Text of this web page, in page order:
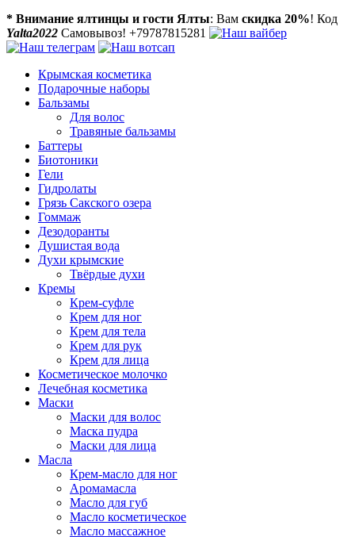
* Внимание ялтинцы и гости Ялты: Вам скидка 20%! Код
Yalta2022 Самовывоз! +79787815281
Крымская косметика
Подарочные наборы
Бальзамы
Для волос
Травяные бальзамы
Баттеры
Биотоники
Гели
Гидролаты
Грязь Сакского озера
Гоммаж
Дезодоранты
Душистая вода
Духи крымские
Твёрдые духи
Кремы
Крем-суфле
Крем для ног
Крем для тела
Крем для рук
Крем для лица
Косметическое молочко
Лечебная косметика
Маски
Маски для волос
Маска пудра
Маски для лица
Масла
Крем-масло для ног
Аромамасла
Масло для губ
Масло косметическое
Масло массажное